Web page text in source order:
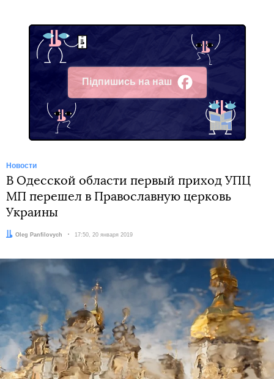
Підпишись на наш
Facebook
Новости
В Одесской области первый приход УПЦ
МП перешел в Православную церковь
Украины
Автор:
Oleg Panfilovych Дата:
17:50, 20 января 2019